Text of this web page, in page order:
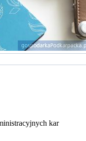
kar